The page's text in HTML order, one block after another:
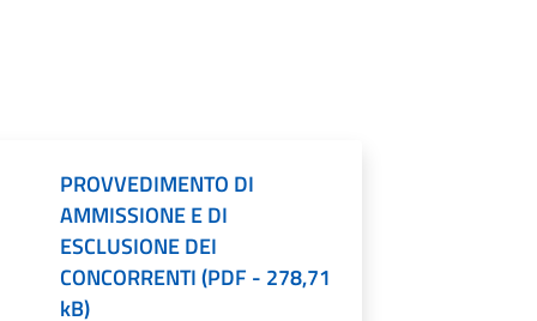
PROVVEDIMENTO DI
AMMISSIONE E DI
ESCLUSIONE DEI
CONCORRENTI(PDF - 278,71
kB)